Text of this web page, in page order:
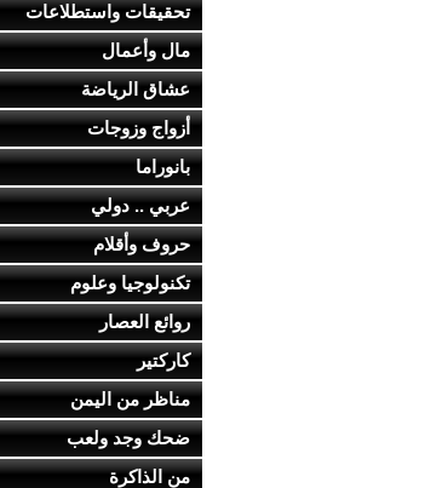
تحقيقات واستطلاعات
مال وأعمال
عشاق الرياضة
أزواج وزوجات
بانوراما
عربي .. دولي
حروف وأقلام
تكنولوجيا وعلوم
روائع العصار
كاركتير
مناظر من اليمن
ضحك وجد ولعب
من الذاكرة